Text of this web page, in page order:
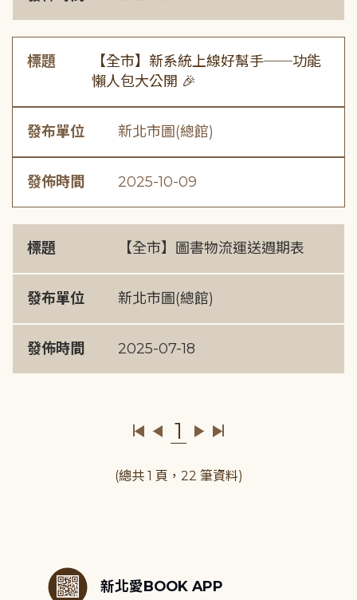
標題
【全市】新系統上線好幫手──功能
懶人包大公開 🎉
發布單位 新北市圖(總館)
發佈時間 2025-10-09
標題 【全市】圖書物流運送週期表
發布單位 新北市圖(總館)
發佈時間 2025-07-18
1
(總共 1 頁，22 筆資料)
新北愛BOOK APP